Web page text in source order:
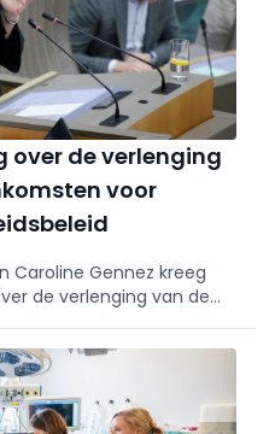
over de verlenging
voor
Caroline Gennez kreeg
de verlenging van de